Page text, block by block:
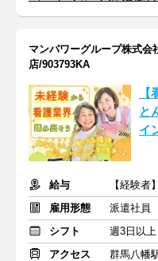
マンパワーグループ株式
店/903793KA
と
イ
給与
雇用形態
派遣社員
シフト
週3日以
アクセス
群馬八幡